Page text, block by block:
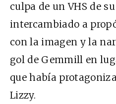
culpa de un VHS de
intercambiado a
con la imagen y la
gol de Gemmill en
que había
Lizzy.